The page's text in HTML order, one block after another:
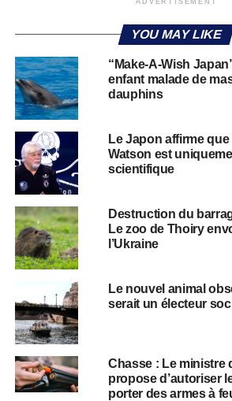
YOU MAY LIKE
“Make-A-Wish
enfant malade de
dauphins
Le Japon affirme que
Watson est
scientifique
Destruction du
Le zoo de Thoiry
l’Ukraine
Le nouvel animal
serait un électeur
Chasse : Le ministre
propose d’autoriser
porter des armes à